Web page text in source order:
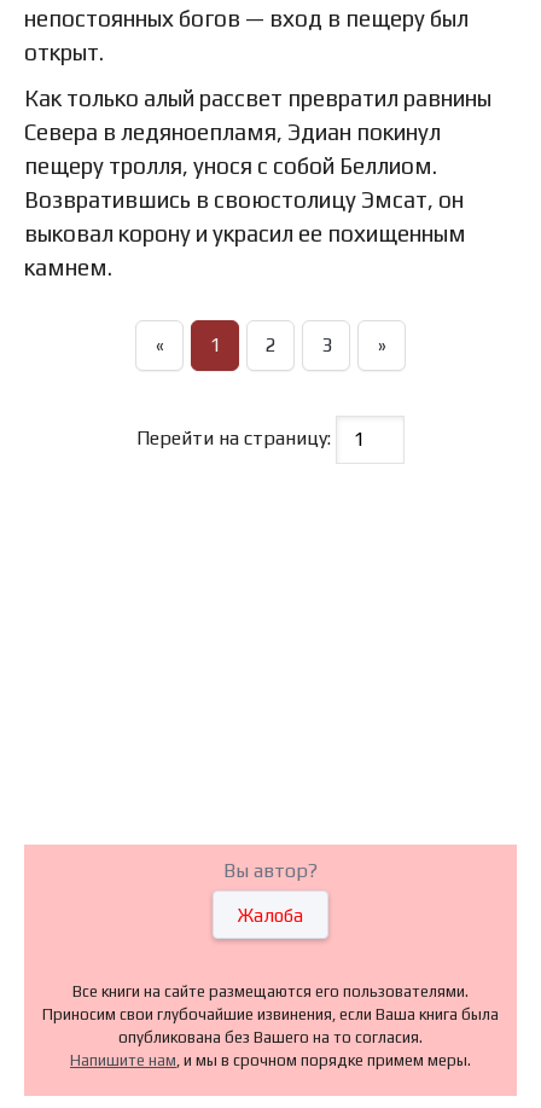
непостоянных богов — вход в пещеру был
открыт.
Как только алый рассвет превратил равнины
Севера в ледяноепламя, Эдиан покинул
пещеру тролля, унося с собой Беллиом.
Возвратившись в своюстолицу Эмсат, он
выковал корону и украсил ее похищенным
камнем.
« 1 2 3 »
Перейти на страницу:
Вы автор?
Жалоба
Все книги на сайте размещаются его пользователями.
Приносим свои глубочайшие извинения, если Ваша книга была
опубликована без Вашего на то согласия.
Напишите нам , и мы в срочном порядке примем меры.